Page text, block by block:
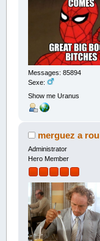
Messages: 85894
Sexe:
Show me Uranus
merguez a
Administrator
Hero Member